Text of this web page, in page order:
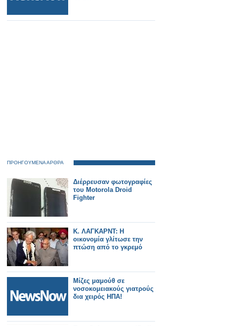
ΠΡΟΗΓΟΥΜΕΝΑ ΑΡΘΡΑ
Διέρρευσαν φωτογραφίες
του Motorola Droid
Fighter
Κ. ΛΑΓΚΑΡΝΤ: Η
οικονομία γλίτωσε την
πτώση από το γκρεμό
Μίζες μαμούθ σε
νοσοκομειακούς γιατρούς
δια χειρός ΗΠΑ!